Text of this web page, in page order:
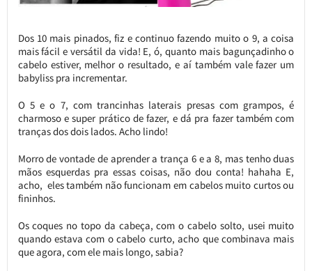
Dos 10 mais pinados, fiz e continuo fazendo muito o 9, a coisa
mais fácil e versátil da vida! E, ó, quanto mais bagunçadinho o
cabelo estiver, melhor o resultado, e aí também vale fazer um
babyliss pra incrementar.
O 5 e o 7, com trancinhas laterais presas com grampos, é
charmoso e super prático de fazer, e dá pra fazer também com
tranças dos dois lados. Acho lindo!
Morro de vontade de aprender a trança 6 e a 8, mas tenho duas
mãos esquerdas pra essas coisas, não dou conta! hahaha E,
acho, eles também não funcionam em cabelos muito curtos ou
fininhos.
Os coques no topo da cabeça, com o cabelo solto, usei muito
quando estava com o cabelo curto, acho que combinava mais
que agora, com ele mais longo, sabia?